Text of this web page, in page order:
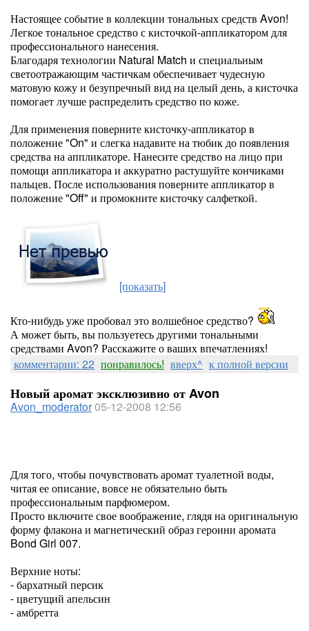
Настоящее событие в коллекции тональных средств Avon!
Легкое тональное средство с кисточкой-аппликатором для
профессионального нанесения.
Благодаря технологии Natural Match и специальным
светоотражающим частичкам обеспечивает чудесную
матовую кожу и безупречный вид на целый день, а кисточка
помогает лучше распределить средство по коже.
Для применения поверните кисточку-аппликатор в
положение "On" и слегка надавите на тюбик до появления
средства на аппликаторе. Нанесите средство на лицо при
помощи аппликатора и аккуратно растушуйте кончиками
пальцев. После использования поверните аппликатор в
положение "Off" и промокните кисточку салфеткой.
[показать]
Кто-нибудь уже пробовал это волшебное средство?
А может быть, вы пользуетесь другими тональными
средствами Avon? Расскажите о ваших впечатлениях!
комментарии: 22 понравилось! вверх^ к полной версии
Новый аромат эксклюзивно от Avon
Avon_moderator05-12-2008 12:56
Для того, чтобы почувствовать аромат туалетной воды,
читая ее описание, вовсе не обязательно быть
профессиональным парфюмером.
Просто включите свое воображение, глядя на оригинальную
форму флакона и магнетический образ героини аромата
Bond Girl 007.
Верхние ноты:
- бархатный персик
- цветущий апельсин
- амбретта